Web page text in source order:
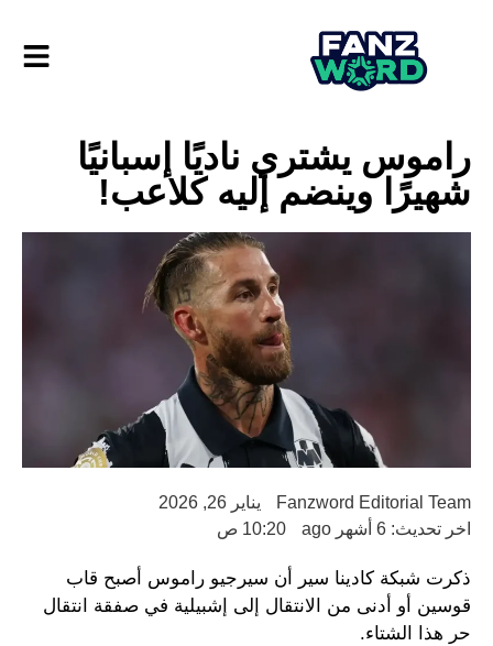
راموس يشتري ناديًا إسبانيًا
شهيرًا وينضم إليه كلاعب!
Fanzword Editorial Team
يناير 26, 2026
اخر تحديث: 6 أشهر ago
10:20 ص
ذكرت شبكة كادينا سير أن سيرجيو راموس أصبح قاب
قوسين أو أدنى من الانتقال إلى إشبيلية في صفقة انتقال
حر هذا الشتاء.